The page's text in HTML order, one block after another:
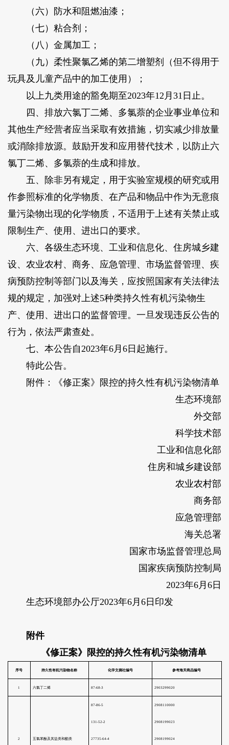
（六）防水和阻燃油漆；
（七）粘合剂；
（八）金属加工；
（九）柔性聚氯乙烯的第二增塑剂（但不得用于
玩具及儿童产品中的加工使用）；
以上九类用途的豁免期至2023年12月31日止。
四、排放六氯丁二烯、多氯萘的企业事业单位和
其他生产经营者应当采取有效措施，切实减少排放量
或消除排放源。鼓励开发和应用替代技术，以防止六
氯丁二烯、多氯萘的生成和排放。
五、除非另有规定，用于实验室规模的研究或用
作参照标准的化学物质、在产品和物品中作为无意痕
量污染物出现的化学物质，不适用于上述有关禁止或
限制生产、使用、进出口的要求。
六、各级生态环境、工业和信息化、住房城乡建
设、农业农村、商务、应急管理、市场监督管理、疾
病预防控制等部门以及海关，应按照国家有关法律法
规的规定，加强对上述5种类持久性有机污染物生
产、使用、进出口的监督管理。一旦发现违反公告的
行为，依法严肃查处。
七、本公告自2023年6月6日起施行。
特此公告。
附件：《修正案》限控的持久性有机污染物清单
生态环境部
外交部
科学技术部
工业和信息化部
住房和城乡建设部
农业农村部
商务部
应急管理部
海关总署
国家市场监督管理总局
国家疾病预防控制局
2023年6月6日
生态环境部办公厅2023年6月6日印发
附件
《修正案》限控的持久性有机污染物清单